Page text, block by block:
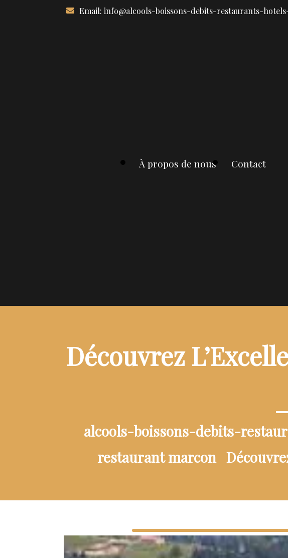
Email: info@alcools-boissons-debits-restaurants-
À propos de nous Contact
Découvrez
alcools-boissons-debits-
restaurant marcon